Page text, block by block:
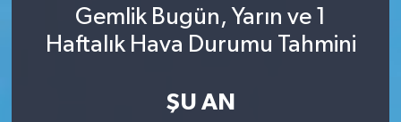
Gemlik Bugün, Yarın ve 1
Haftalık Hava Durumu Tahmini
ŞU AN
İzmir Trafik Yoğunluk Haritası
Süper Lig Puan Durumu ve Fikstür